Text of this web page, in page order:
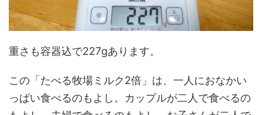
重さも容器込で227gあります。
この「たべる牧場ミルク2倍」は、一人におなかい
っぱい食べるのもよし。カップルが二人で食べるの